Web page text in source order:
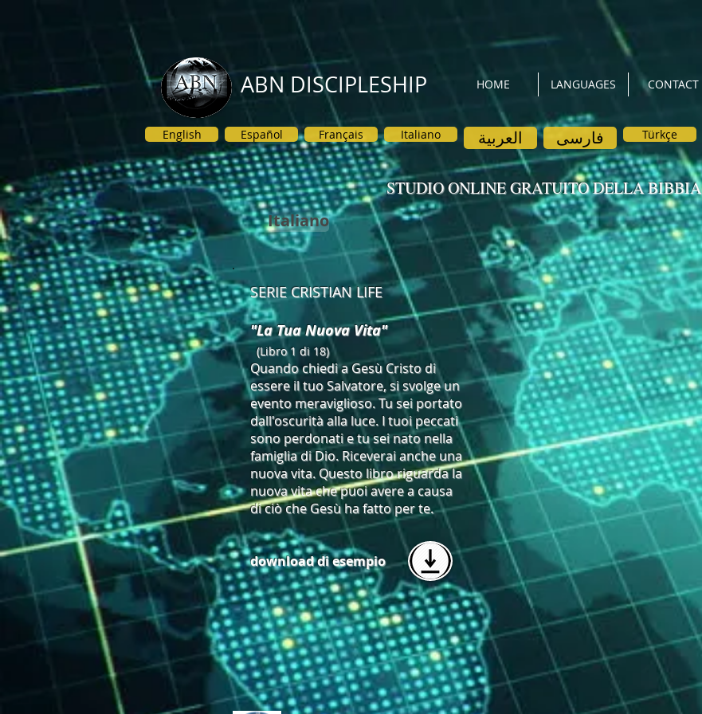
HOME LANGUAGES CONTACT
ABN DISCIPLESHIP
English Español Français Italiano العربية فارسی Türkçe
STUDIO ONLINE GRATUITO DELLA BIBBIA
Italiano
SERIE CRISTIAN LIFE
"La Tua Nuova Vita"
(Libro 1 di 18)
Quando chiedi a Gesù Cristo di
essere il tuo Salvatore, si svolge un
evento meraviglioso. Tu sei portato
dall'oscurità alla luce. I tuoi peccati
sono perdonati e tu sei nato nella
famiglia di Dio. Riceverai anche una
nuova vita. Questo libro riguarda la
nuova vita che puoi avere a causa
di ciò che Gesù ha fatto per te.
download di esempio